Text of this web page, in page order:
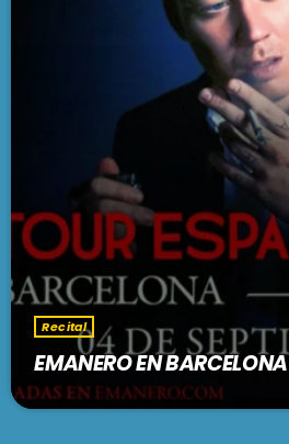
Recital
EMANERO EN BARCELONA